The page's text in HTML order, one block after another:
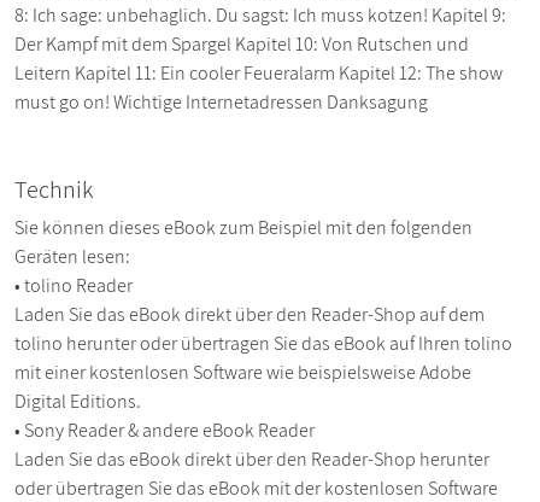
8: Ich sage: unbehaglich. Du sagst: Ich muss kotzen! Kapitel 9:
Der Kampf mit dem Spargel Kapitel 10: Von Rutschen und
Leitern Kapitel 11: Ein cooler Feueralarm Kapitel 12: The show
must go on! Wichtige Internetadressen Danksagung
Technik
Sie können dieses eBook zum Beispiel mit den folgenden
Geräten lesen:
• tolino Reader
Laden Sie das eBook direkt über den Reader-Shop auf dem
tolino herunter oder übertragen Sie das eBook auf Ihren tolino
mit einer kostenlosen Software wie beispielsweise Adobe
Digital Editions.
• Sony Reader & andere eBook Reader
Laden Sie das eBook direkt über den Reader-Shop herunter
oder übertragen Sie das eBook mit der kostenlosen Software